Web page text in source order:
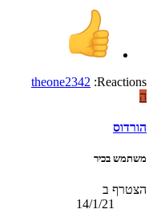
Reactions:
theone2342
ה
הורדוס
משתמש בכיר
הצטרף ב
14/1/21